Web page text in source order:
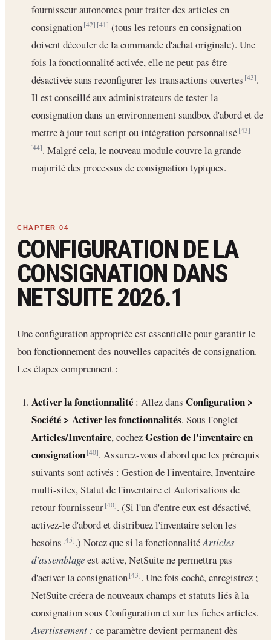
fournisseur autonomes pour traiter des articles en
consignation[42] [41] (tous les retours en consignation
doivent découler de la commande d'achat originale). Une
fois la fonctionnalité activée, elle ne peut pas être
désactivée sans reconfigurer les transactions ouvertes[43].
Il est conseillé aux administrateurs de tester la
consignation dans un environnement sandbox d'abord et de
mettre à jour tout script ou intégration personnalisé[43]
[44]. Malgré cela, le nouveau module couvre la grande
majorité des processus de consignation typiques.
CONFIGURATION DE LA
CONSIGNATION DANS
NETSUITE 2026.1
Une configuration appropriée est essentielle pour garantir le
bon fonctionnement des nouvelles capacités de consignation.
Les étapes comprennent :
Activer la fonctionnalité : Allez dans Configuration >
Société > Activer les fonctionnalités. Sous l'onglet
Articles/Inventaire, cochezGestion de l'inventaire en
consignation [40]. Assurez-vous d'abord que les prérequis
suivants sont activés : Gestion de l'inventaire, Inventaire
multi-sites, Statut de l'inventaire et Autorisations de
retour fournisseur[40]. (Si l'un d'entre eux est désactivé,
activez-le d'abord et distribuez l'inventaire selon les
besoins[45].) Notez que si la fonctionnalitéArticles
d'assemblageest active, NetSuite ne permettra pas
d'activer la consignation[43]. Une fois coché, enregistrez ;
NetSuite créera de nouveaux champs et statuts liés à la
consignation sous Configuration et sur les fiches articles.
Avertissement : ce paramètre devient permanent dès